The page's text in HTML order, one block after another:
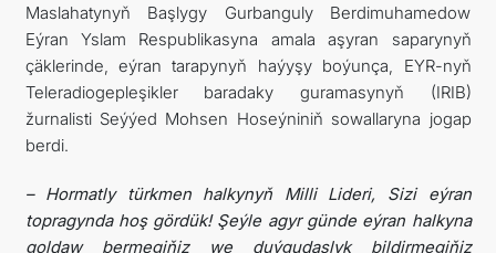
Maslahatynyň Başlygy Gurbanguly Berdimuhamedow
Eýran Yslam Respublikasyna amala aşyran saparynyň
çäklerinde, eýran tarapynyň haýyşy boýunça, EYR-nyň
Teleradiogepleşikler baradaky guramasynyň (IRIB)
žurnalisti Seýýed Mohsen Hoseýniniň sowallaryna jogap
berdi.
–Hormatly türkmen halkynyň Milli Lideri, Sizi eýran
topragynda hoş gördük! Şeýle agyr günde eýran halkyna
goldaw bermegiňiz we duýgudaşlyk bildirmegiňiz